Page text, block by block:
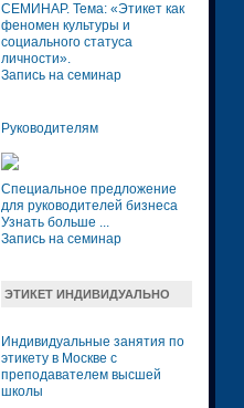
СЕМИНАР. Тема: «Этикет как
феномен культуры и
социального статуса
личности».
Запись на семинар
Руководителям
Специальное предложение
для руководителей бизнеса
Узнать больше ...
Запись на семинар
ЭТИКЕТ ИНДИВИДУАЛЬНО
Индивидуальные занятия по
этикету в Москве с
преподавателем высшей
школы